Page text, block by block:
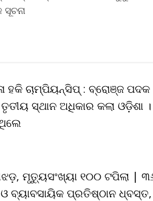
ହକି ଚାମ୍ପିୟନ୍‌ସିପ୍‌ : ବ୍ରୋଞ୍ଜ
ସ୍ଥାନ ଅଧିକାର କଲା
ମୃତ୍ୟୁସଂଖ୍ୟା ୧୦୦ ଟପିଲା |
ବ୍ୟାବସାୟିକ ପ୍ରତିଷ୍ଠାନ